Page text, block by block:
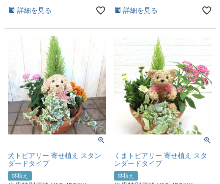
詳細を見る 詳細を見る
犬トピアリー 寄せ植え スタン
ダードタイプ
鉢植え
くまトピアリー 寄せ植え スタ
ンダードタイプ
鉢植え